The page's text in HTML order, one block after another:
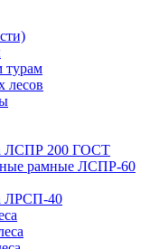
лесов
ЛСПР 200 ГОСТ
рамные ЛСПР-60
ЛРСП-40